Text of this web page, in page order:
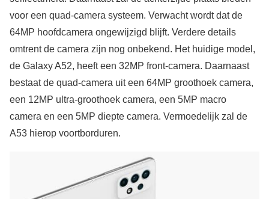
voor een quad-camera systeem. Verwacht wordt dat de
64MP hoofdcamera ongewijzigd blijft. Verdere details
omtrent de camera zijn nog onbekend. Het huidige model,
de Galaxy A52, heeft een 32MP front-camera. Daarnaast
bestaat de quad-camera uit een 64MP groothoek camera,
een 12MP ultra-groothoek camera, een 5MP macro
camera en een 5MP diepte camera. Vermoedelijk zal de
A53 hierop voortborduren.